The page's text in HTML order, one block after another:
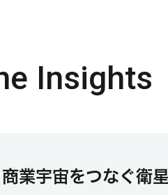
Insights
業宇宙をつなぐ衛